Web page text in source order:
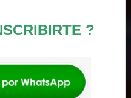
?